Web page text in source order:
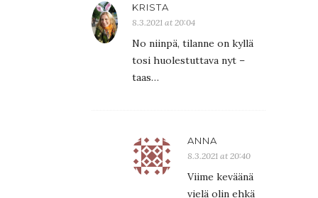
KRISTA
8.3.2021 at 20:04
No niinpä, tilanne on kyllä
tosi huolestuttava nyt –
taas…
ANNA
8.3.2021 at 20:40
Viime keväänä
vielä olin ehkä